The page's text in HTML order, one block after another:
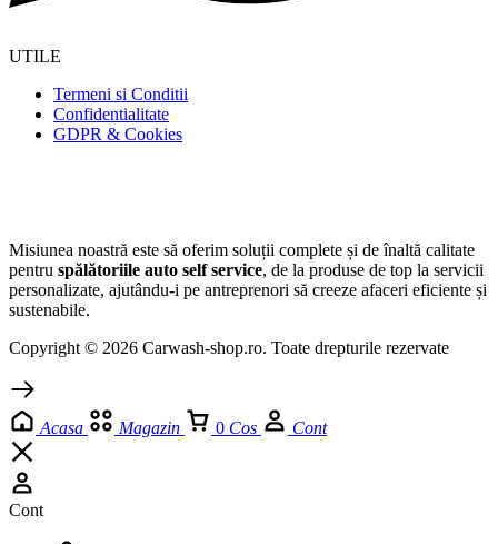
UTILE
Termeni si Conditii
Confidentialitate
GDPR & Cookies
Misiunea noastră este să oferim soluții complete și de înaltă calitate
pentru spălătoriile auto self service, de la produse de top la servicii
personalizate, ajutându-i pe antreprenori să creeze afaceri eficiente și
sustenabile.
Copyright © 2026 Carwash-shop.ro. Toate drepturile rezervate
Acasa Magazin 0 Cos Cont
Cont